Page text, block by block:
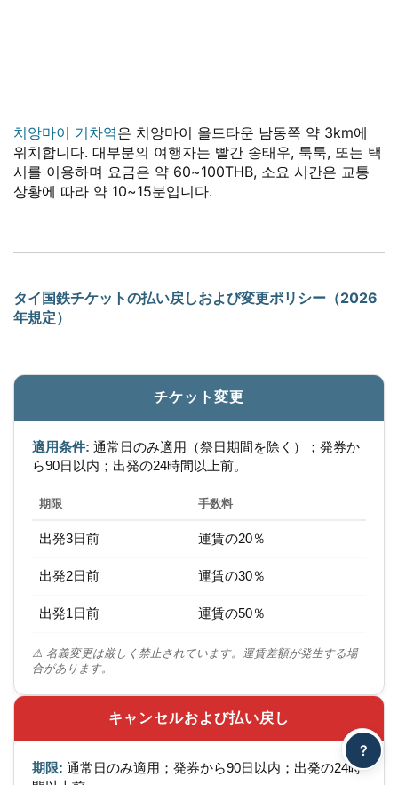
?
치앙마이 기차역은 치앙마이 올드타운 남동쪽 약 3km에
위치합니다. 대부분의 여행자는 빨간 송태우, 툭툭, 또는 택
시를 이용하며 요금은 약 60~100THB, 소요 시간은 교통
상황에 따라 약 10~15분입니다.
タイ国鉄チケットの払い戻しおよび変更ポリシー（2026
年規定）
チケット変更
適用条件: 通常日のみ適用（祭日期間を除く）；発券か
ら90日以内；出発の24時間以上前。
期限 手数料
出発3日前 運賃の20％
出発2日前 運賃の30％
出発1日前 運賃の50％
⚠️ 名義変更は厳しく禁止されています。運賃差額が発生する場
合があります。
キャンセルおよび払い戻し
期限: 通常日のみ適用；発券から90日以内；出発の24時